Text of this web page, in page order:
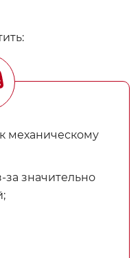
механическому
значительно